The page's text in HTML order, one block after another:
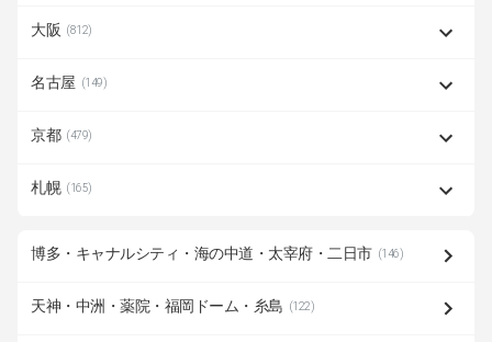
大阪 (812)
名古屋 (149)
京都 (479)
札幌 (165)
博多・キャナルシティ・海の中道・太宰府・二日市 (146)
天神・中洲・薬院・福岡ドーム・糸島 (122)